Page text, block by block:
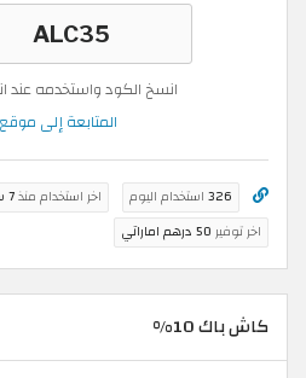
انسخ الكود واستخدمه عند
المتابعة إلى
326 استخدام اليوم اخر استخدام منذ7 ساعة
اخر توفير 50 درهم اماراتي
كاش باك 10%